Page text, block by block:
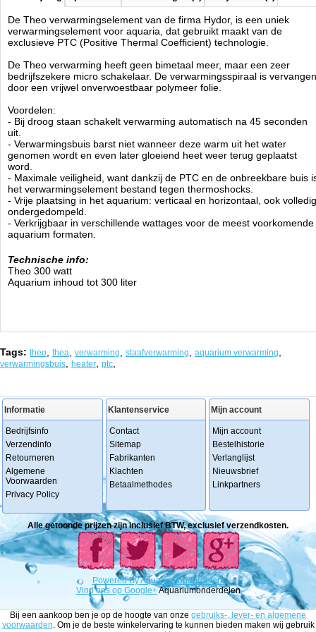
De Theo verwarmingselement van de firma Hydor, is een uniek
verwarmingselement voor aquaria, dat gebruikt maakt van de
exclusieve PTC (Positive Thermal Coefficient) technologie.
De Theo verwarming heeft geen bimetaal meer, maar een zeer
bedrijfszekere micro schakelaar. De verwarmingsspiraal is vervangen
door een vrijwel onverwoestbaar polymeer folie.
Voordelen:
- Bij droog staan schakelt verwarming automatisch na 45 seconden
uit.
- Verwarmingsbuis barst niet wanneer deze warm uit het water
genomen wordt en even later gloeiend heet weer terug geplaatst
word.
- Maximale veiligheid, want dankzij de PTC en de onbreekbare buis
het verwarmingselement bestand tegen thermoshocks.
- Vrije plaatsing in het aquarium: verticaal en horizontaal, ook volledig
ondergedompeld.
- Verkrijgbaar in verschillende wattages voor de meest voorkomende
aquarium formaten.
Technische info:
Theo 300 watt
Aquarium inhoud tot 300 liter
Tags: theo thea verwarming staafverwarming aquarium verwarming
verwarmingsbuis heater ptc
Informatie
Bedrijfsinfo
Verzendinfo
Retourneren
Algemene
Voorwaarden
Privacy Policy
Klantenservice
Contact
Sitemap
Fabrikanten
Klachten
Betaalmethodes
Mijn account
Mijn account
Bestelhistorie
Verlanglijst
Nieuwsbrief
Linkpartners
Alle getoonde prijzen zijn inclusief BTW, exclusief verzendkosten.
PoweredByAquariumonderdelen.
Vind ons op Google+Aquariumonderdelen
Bij een aankoop ben je op de hoogte van onze gebruiks-, lever- en algemene
voorwaarden. Om je de beste winkelervaring te kunnen bieden maken wij gebruik